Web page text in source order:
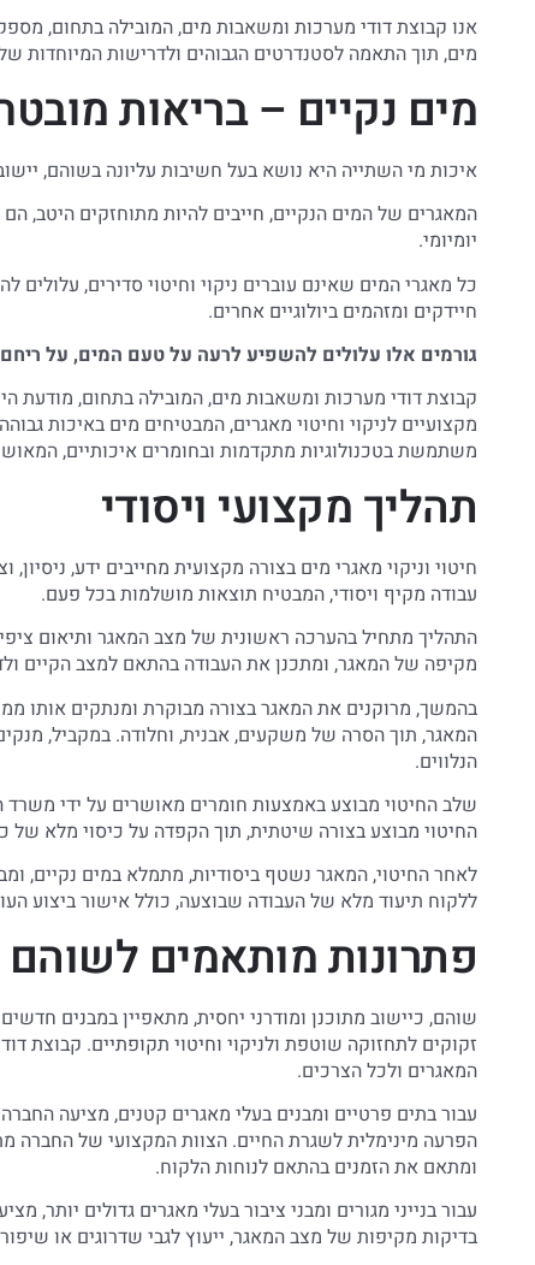
אנו קבוצת דודי מערכות ומשאבות מים, המובילה בתחום,
מים, תוך התאמה לסטנדרטים הגבוהים ולדרישות המיוחדות
מים נקיים – בריאות
איכות מי השתייה היא נושא בעל חשיבות עליונה בשוהם,
המאגרים של המים הנקיים, חייבים להיות מתוחזקים היטב,
יומיומי.
כל מאגרי המים שאינם עוברים ניקוי וחיטוי סדירים,
חיידקים ומזהמים ביולוגיים אחרים.
גורמים אלו עלולים להשפיע לרעה על טעם המים, על
קבוצת דודי מערכות ומשאבות מים, המובילה בתחום, מודעת
מקצועיים לניקוי וחיטוי מאגרים, המבטיחים מים באיכות
משתמשת בטכנולוגיות מתקדמות ובחומרים איכותיים,
תהליך מקצועי ויסודי
חיטוי וניקוי מאגרי מים בצורה מקצועית מחייבים ידע,
עבודה מקיף ויסודי, המבטיח תוצאות מושלמות בכל פעם.
התהליך מתחיל בהערכה ראשונית של מצב המאגר ותיאום
מקיפה של המאגר, ומתכנן את העבודה בהתאם למצב הקיים
בהמשך, מרוקנים את המאגר בצורה מבוקרת ומנתקים אותו
המאגר, תוך הסרה של משקעים, אבנית, וחלודה. במקביל,
הנלווים.
שלב החיטוי מבוצע באמצעות חומרים מאושרים על ידי משרד
החיטוי מבוצע בצורה שיטתית, תוך הקפדה על כיסוי מלא
לאחר החיטוי, המאגר נשטף ביסודיות, מתמלא במים נקיים,
ללקוח תיעוד מלא של העבודה שבוצעה, כולל אישור ביצוע
פתרונות מותאמים לשוהם
שוהם, כיישוב מתוכנן ומודרני יחסית, מתאפיין במבנים
זקוקים לתחזוקה שוטפת ולניקוי וחיטוי תקופתיים. קבוצת
המאגרים ולכל הצרכים.
עבור בתים פרטיים ומבנים בעלי מאגרים קטנים, מציעה החברה
הפרעה מינימלית לשגרת החיים. הצוות המקצועי של
ומתאם את הזמנים בהתאם לנוחות הלקוח.
עבור בנייני מגורים ומבני ציבור בעלי מאגרים גדולים יותר,
בדיקות מקיפות של מצב המאגר, ייעוץ לגבי שדרוגים או